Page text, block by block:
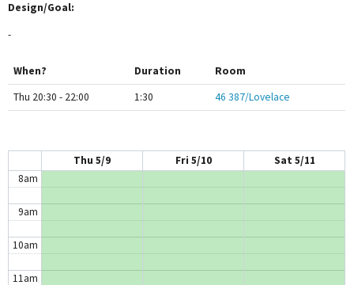
Design/Goal:
-
When? Duration
Room
Thu 20:30 - 22:00
1:30 46 387/Lovelace
Thu 5/9 Fri 5/10 Sat 5/11
3am
5am
6am
8am
9am
10am
11am